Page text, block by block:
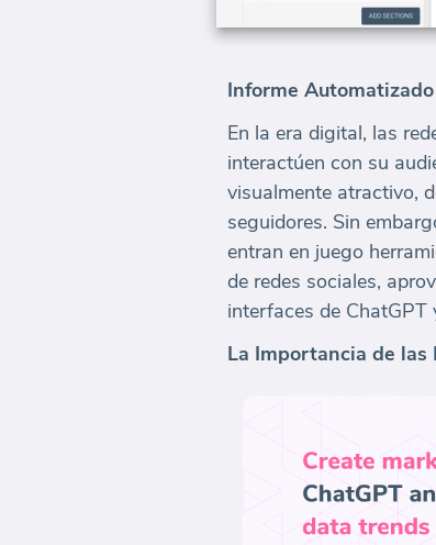
Informe
En la era digital, las
interactúen con su
visualmente atractivo,
seguidores. Sin
entran en juego
de redes sociales,
interfaces de ChatGPT
La Importancia de las